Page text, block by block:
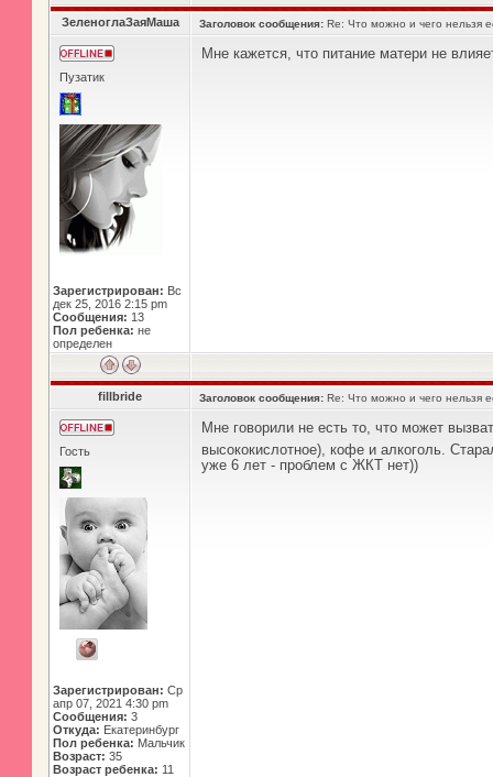
ЗеленоглаЗаяМаша Заголовок сообщения: Re: Что можно и чего нельзя
Пузатик
Зарегистрирован: Вс
дек 25, 2016 2:15 pm
Сообщения: 13
Пол ребенка: не
определен
Мне кажется, что питание матери не
fillbride Заголовок сообщения: Re: Что можно и чего нельзя
Гость
Зарегистрирован: Ср
апр 07, 2021 4:30 pm
Сообщения: 3
Откуда: Екатеринбург
Пол ребенка: Мальчик
Возраст: 35
Возраст ребенка: 11
Мне говорили не есть то, что может
высококислотное), кофе и алкоголь.
уже 6 лет - проблем с ЖКТ нет))